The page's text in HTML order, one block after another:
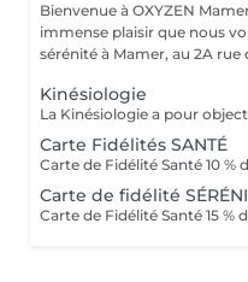
Bienvenue à OXYZEN Mamer
immense plaisir que nous
sérénité à Mamer, au 2A rue
Kinésiologie
Carte Fidélités SANTÉ
Carte de fidélité